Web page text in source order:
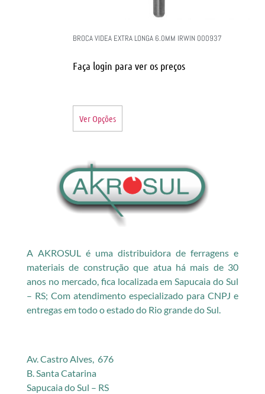
BROCA VIDEA EXTRA LONGA 6.0MM IRWIN 000937
Faça login para ver os preços
Ver Opções
A AKROSUL é uma distribuidora de ferragens e
materiais de construção que atua há mais de 30
anos no mercado, fica localizada em Sapucaia do Sul
– RS; Com atendimento especializado para CNPJ e
entregas em todo o estado do Rio grande do Sul.
Av. Castro Alves, 676
B. Santa Catarina
Sapucaia do Sul – RS